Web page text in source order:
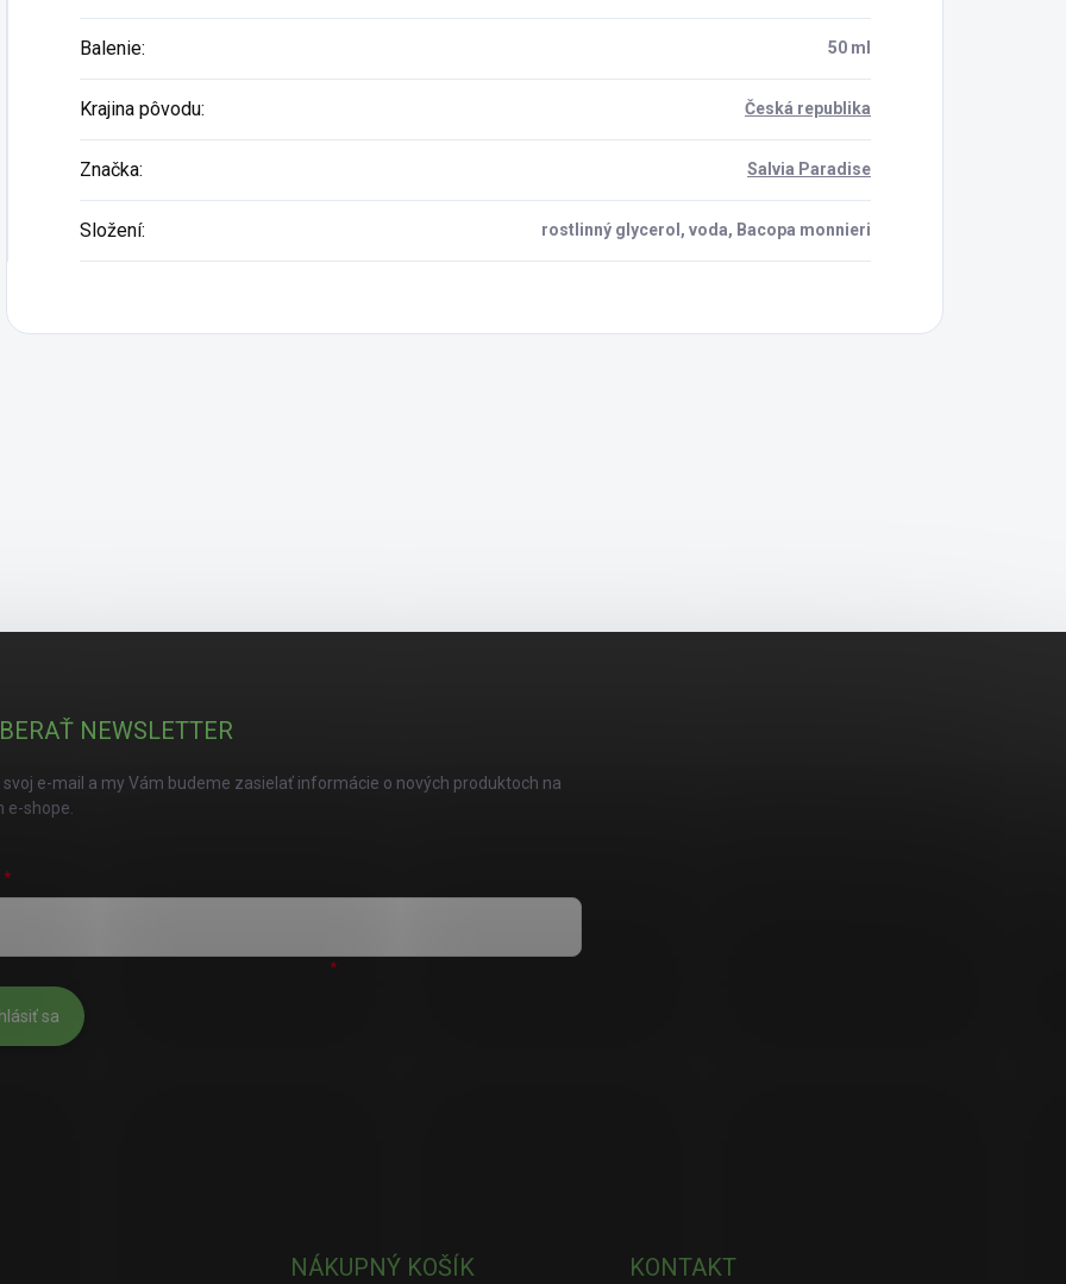
Balenie: 50 ml
Krajina pôvodu: Česká republika
Značka: Salvia Paradise
Složení: rostlinný glycerol, voda, Bacopa monnieri
NEWSLETTER
svoj e-mail a my Vám budeme zasielať informácie o nových produktoch na
e-shope.
sa
NÁKUPNÝ KOŠÍK KONTAKT